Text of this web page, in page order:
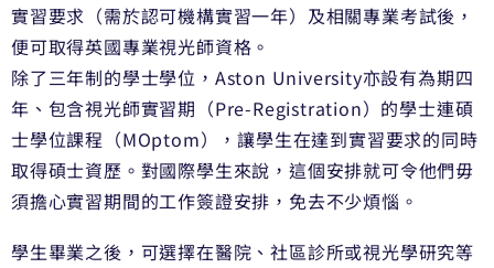
實習要求（需於認可機構實習一年）及相關專業考試後，
便可取得英國專業視光師資格。
除了三年制的學士學位，Aston University亦設有為期四
年、包含視光師實習期（Pre-Registration）的學士連碩
士學位課程（MOptom），讓學生在達到實習要求的同時
取得碩士資歷。對國際學生來說，這個安排就可令他們毋
須擔心實習期間的工作簽證安排，免去不少煩惱。
學生畢業之後，可選擇在醫院、社區診所或視光學研究等